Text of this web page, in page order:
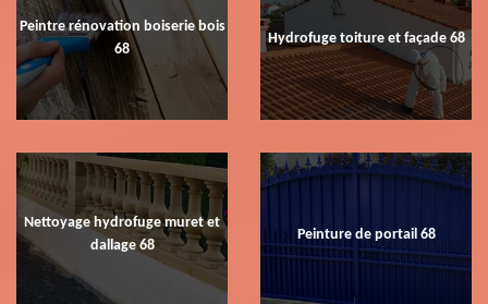
Peintre rénovation boiserie bois
68
Hydrofuge toiture et façade 68
Nettoyage hydrofuge muret et
dallage 68
Peinture de portail 68